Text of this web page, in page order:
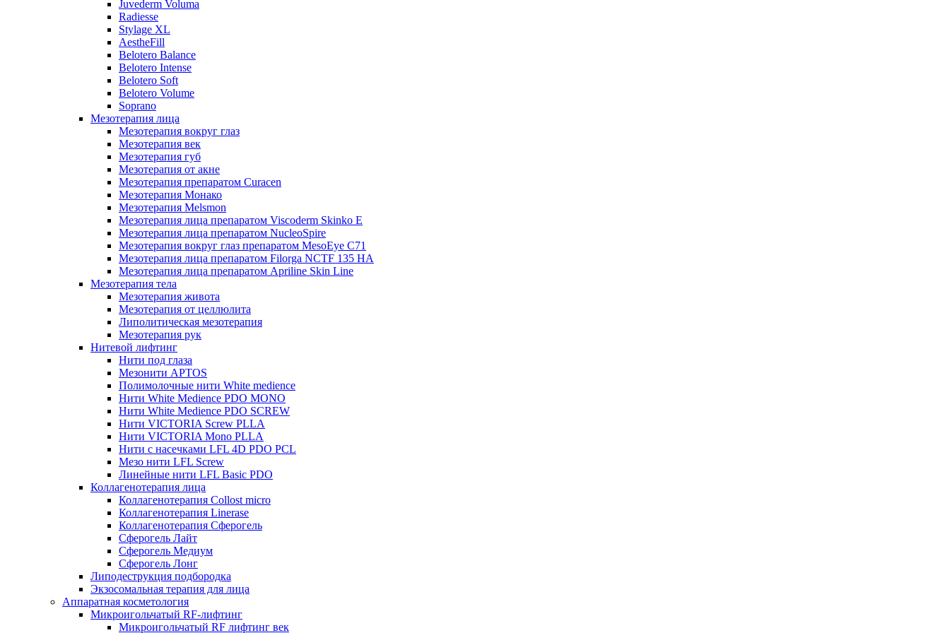
Juvederm Voluma
Radiesse
Stylage XL
AestheFill
Belotero Balance
Belotero Intense
Belotero Soft
Belotero Volume
Soprano
Мезотерапия лица
Мезотерапия вокруг глаз
Мезотерапия век
Мезотерапия губ
Мезотерапия от акне
Мезотерапия препаратом Curacen
Мезотерапия Монако
Мезотерапия Melsmon
Мезотерапия лица препаратом Viscoderm Skinko E
Мезотерапия лица препаратом NucleoSpire
Мезотерапия вокруг глаз препаратом MesoEye С71
Мезотерапия лица препаратом Filorga NCTF 135 HA
Мезотерапия лица препаратом Apriline Skin Line
Мезотерапия тела
Мезотерапия живота
Мезотерапия от целлюлита
Липолитическая мезотерапия
Мезотерапия рук
Нитевой лифтинг
Нити под глаза
Мезонити APTOS
Полимолочные нити White medience
Нити White Medience PDO MONO
Нити White Medience PDO SCREW
Нити VICTORIA Screw PLLA
Нити VICTORIA Mono PLLA
Нити с насечками LFL 4D PDO PCL
Мезо нити LFL Screw
Линейные нити LFL Basic PDO
Коллагенотерапия лица
Коллагенотерапия Collost micro
Коллагенотерапия Linerase
Коллагенотерапия Сферогель
Сферогель Лайт
Сферогель Медиум
Сферогель Лонг
Липодеструкция подбородка
Экзосомальная терапия для лица
Аппаратная косметология
Микроигольчатый RF-лифтинг
Микроигольчатый RF лифтинг век